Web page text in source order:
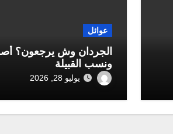
عوائل
الجردان وش يرجعون؟
ونسب القبيلة
يوليو 28, 2026